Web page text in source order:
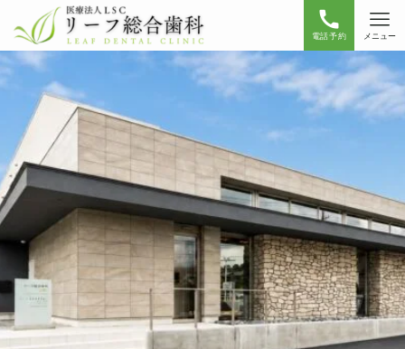
電話予約 メニュー